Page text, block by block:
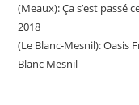
(Meaux): Ça s’est passé
2018
(Le Blanc-Mesnil): Oasis
Blanc Mesnil